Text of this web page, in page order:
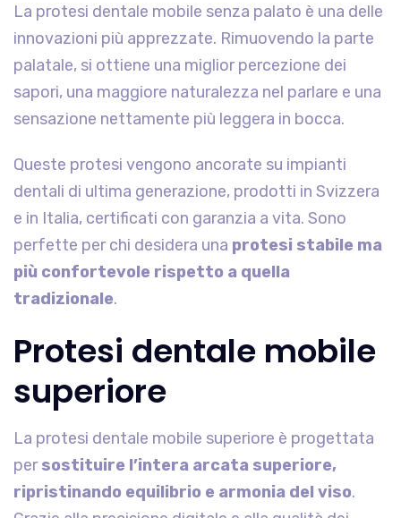
La protesi dentale mobile senza palato è una delle
innovazioni più apprezzate. Rimuovendo la parte
palatale, si ottiene una miglior percezione dei
sapori, una maggiore naturalezza nel parlare e una
sensazione nettamente più leggera in bocca.
Queste protesi vengono ancorate su impianti
dentali di ultima generazione, prodotti in Svizzera
e in Italia, certificati con garanzia a vita. Sono
perfette per chi desidera una protesi stabile ma
più confortevole rispetto a quella
tradizionale.
Protesi dentale mobile
superiore
La protesi dentale mobile superiore è progettata
persostituire l’intera arcata superiore,
ripristinando equilibrio e armonia del viso.